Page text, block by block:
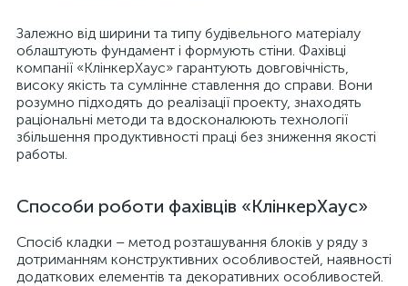
Залежно від ширини та типу будівельного матеріалу
облаштують фундамент і формують стіни. Фахівці
компанії «КлінкерХаус» гарантують довговічність,
високу якість та сумлінне ставлення до справи. Вони
розумно підходять до реалізації проекту, знаходять
раціональні методи та вдосконалюють технології
збільшення продуктивності праці без зниження якості
работы.
Способи роботи фахівців «КлінкерХаус»
Спосіб кладки – метод розташування блоків у ряду з
дотриманням конструктивних особливостей, наявності
додаткових елементів та декоративних особливостей.